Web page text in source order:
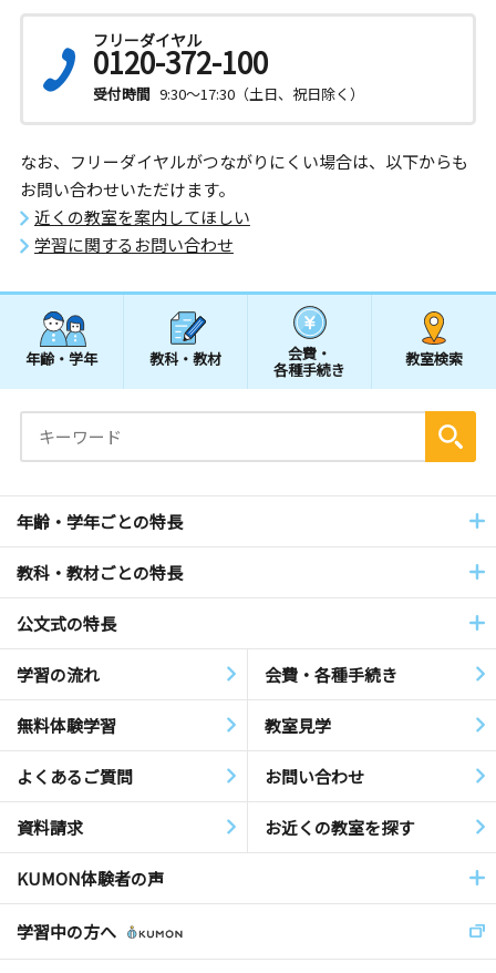
フリーダイヤル
0120-372-100
受付時間 9:30～17:30（土日、祝日除く）
なお、フリーダイヤルがつながりにくい場合は、以下からも
お問い合わせいただけます。
近くの教室を案内してほしい
学習に関するお問い合わせ
年齢・学年 教科・教材 会費・
各種手続き
教室検索
年齢・学年ごとの特長
教科・教材ごとの特長
公文式の特長
学習の流れ 会費・各種手続き
無料体験学習 教室見学
よくあるご質問 お問い合わせ
資料請求 お近くの教室を探す
KUMON体験者の声
学習中の方へ